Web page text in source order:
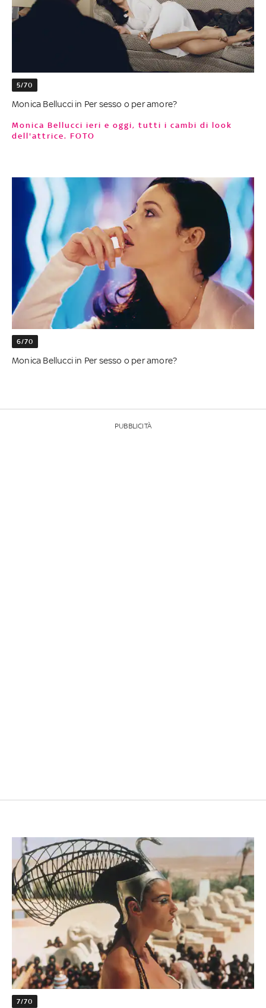
5/70
Monica Bellucci in Per sesso o per amore?
Monica Bellucci ieri e oggi, tutti i cambi di look
dell'attrice. FOTO
6/70
Monica Bellucci in Per sesso o per amore?
PUBBLICITÀ
7/70